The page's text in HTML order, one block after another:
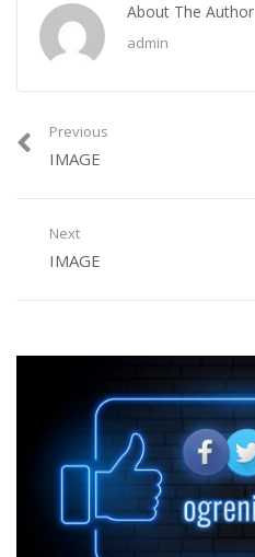
About The Author
admin
Previous
IMAGE
Next
IMAGE